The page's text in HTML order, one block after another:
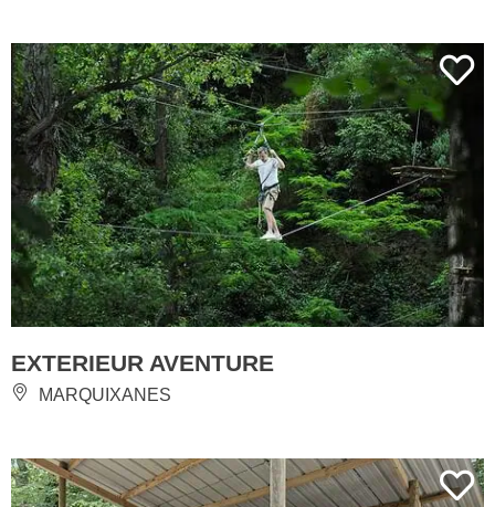
EXTERIEUR AVENTURE
MARQUIXANES